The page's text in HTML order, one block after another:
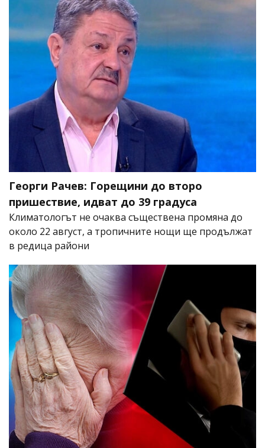
Георги Рачев: Горещини до второ
пришествие, идват до 39 градуса
Климатологът не очаква съществена промяна до
около 22 август, а тропичните нощи ще продължат
в редица райони